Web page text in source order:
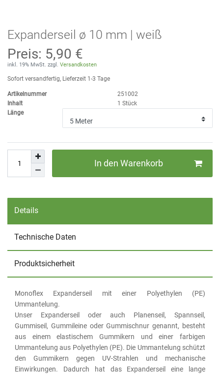
Expanderseil ø 10 mm | weiß
Preis: 5,90 €
inkl. 19% MwSt. zzgl. Versandkosten
Sofort versandfertig, Lieferzeit 1-3 Tage
Artikelnummer
251002
Inhalt
1 Stück
Länge
In den Warenkorb
Details
Technische Daten
Produktsicherheit
Monoflex Expanderseil mit einer Polyethylen (PE)
Ummantelung.
Unser Expanderseil oder auch Planenseil, Spannseil,
Gummiseil, Gummileine oder Gummischnur genannt, besteht
aus einem elastischem Gummikern und einer farbigen
Ummantelung aus Polyethylen (PE). Die Ummantelung schützt
den Gummikern gegen UV-Strahlen und mechanische
Einwirkungen. Dadurch hat das Expanderseil eine lange